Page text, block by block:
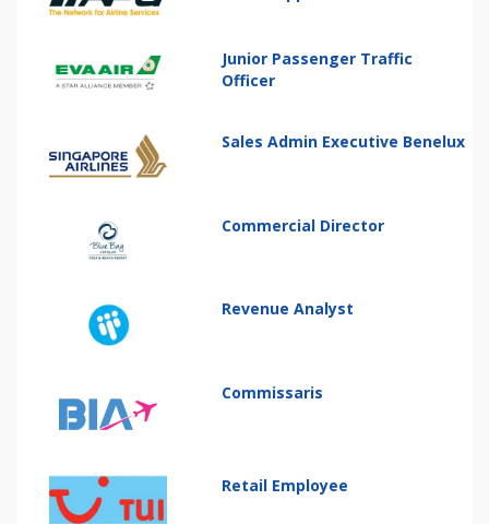
Junior Passenger Traffic
Officer
Sales Admin Executive Benelux
Commercial Director
Revenue Analyst
Commissaris
Retail Employee